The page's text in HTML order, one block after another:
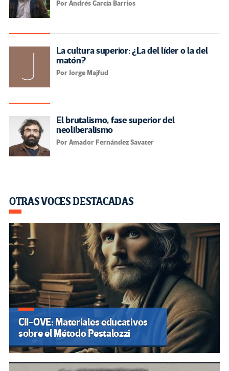
Por Andrés García Barrios
La cultura superior: ¿La del líder o la del
matón?
Por Jorge Majfud
El brutalismo, fase superior del
neoliberalismo
Por Amador Fernández Savater
OTRAS VOCES DESTACADAS
CII-OVE: Materiales educativos
sobre el Método Pestalozzi